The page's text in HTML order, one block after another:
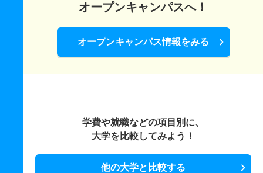
オープンキャンパスへ！
オープンキャンパス情報をみる
学費や就職などの項目別に、
大学を比較してみよう！
他の大学と比較する